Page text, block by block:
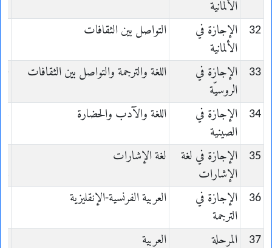
الألمانية
32
الإجازة في
الألمانية
التواصل بين الثقافات
33
الإجازة في
الروسيّة
اللغة والترجمة والتواصل بين الثقافات
34
الإجازة في
الصينية
اللغة والآدب والحضارة
35
الإجازة في لغة
الإشارات
لغة الإشارات
36
الإجازة في
الترجمة
العربية الفرنسية-الإنقليزية
37
المرحلة
العربية